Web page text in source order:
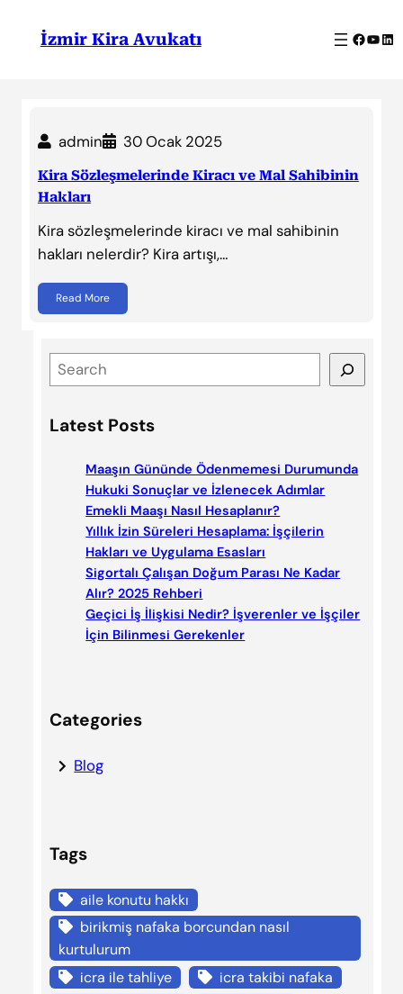
İzmir Kira Avukatı
admin 30 Ocak 2025
Kira Sözleşmelerinde Kiracı ve Mal Sahibinin
Hakları
Kira sözleşmelerinde kiracı ve mal sahibinin
hakları nelerdir? Kira artışı,…
Read More
e
r
Latest Posts
Maaşın Gününde Ödenmemesi Durumunda
Hukuki Sonuçlar ve İzlenecek Adımlar
Emekli Maaşı Nasıl Hesaplanır?
Yıllık İzin Süreleri Hesaplama: İşçilerin
Hakları ve Uygulama Esasları
Sigortalı Çalışan Doğum Parası Ne Kadar
Alır? 2025 Rehberi
Geçici İş İlişkisi Nedir? İşverenler ve İşçiler
İçin Bilinmesi Gerekenler
Categories
Blog
Tags
aile konutu hakkı
birikmiş nafaka borcundan nasıl
kurtulurum
icra ile tahliye
icra takibi nafaka